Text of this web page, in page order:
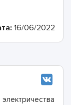
16/06/2022